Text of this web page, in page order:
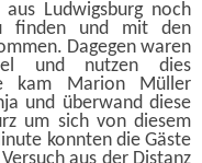
Ludwigsburg noch
finden und mit den
Dagegen waren
und nutzen dies
kam Marion Müller
und überwand diese
um sich von diesem
konnten die Gäste
aus der Distanz